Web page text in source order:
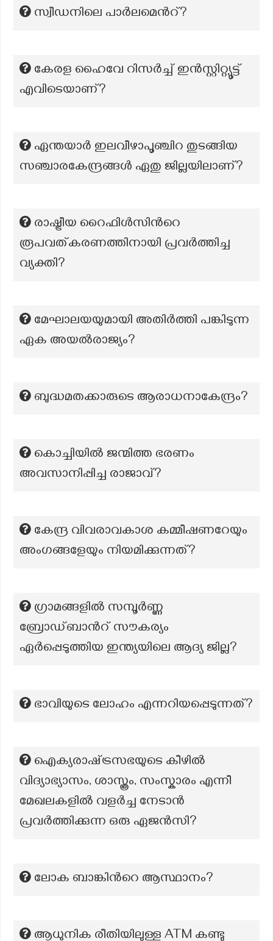
സ്വീഡനിലെ പാർലമെൻറ്?
കേരള ഹൈവേ റിസർച്ച് ഇൻസ്റ്റിറ്റ്യൂട്ട്
എവിടെയാണ്?
ഏന്തയാർ ഇലവീഴാപൂഞ്ചിറ തുടങ്ങിയ
സഞ്ചാരകേന്ദ്രങ്ങൾ ഏതു ജില്ലയിലാണ്?
രാഷ്ട്രീയ റൈഫിൾസിന്‍റെ
രൂപവത്കരണത്തിനായി പ്രവർത്തിച്ച
വ്യക്തി?
മേഘാലയയുമായി അതിർത്തി പങ്കിടുന്ന
ഏക അയൽരാജ്യം?
ബുദ്ധമതക്കാരുടെ ആരാധനാകേന്ദ്രം?
കൊച്ചിയിൽ ജന്മിത്ത ഭരണം
അവസാനിപ്പിച്ച രാജാവ്?
കേന്ദ്ര വിവരാവകാശ കമ്മീഷണറേയും
അംഗങ്ങളേയും നിയമിക്കുന്നത്?
ഗ്രാമങ്ങളിൽ സമ്പൂർണ്ണ
ബ്രോഡ്ബാന്‍റ് സൗകര്യം
ഏർപ്പെടുത്തിയ ഇന്ത്യയിലെ ആദ്യ ജില്ല?
ഭാവിയുടെ ലോഹം എന്നറിയപ്പെടുന്നത്?
ഐക്യരാഷ്‌ട്രസഭയുടെ കീഴിൽ
വിദ്യാഭ്യാസം, ശാസ്ത്രം, സംസ്കാരം എന്നീ
മേഖലകളിൽ വളർച്ച നേടാൻ
പ്രവർത്തിക്കുന്ന ഒരു ഏജൻസി?
ലോക ബാങ്കിൻറെ ആസ്ഥാനം?
ആധുനിക രീതിയിലുള്ള ATM കണ്ടു